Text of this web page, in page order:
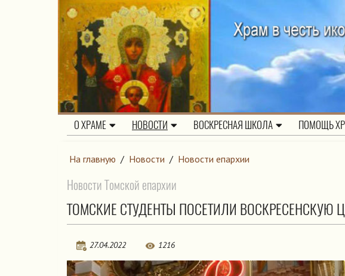
О ХРАМЕ НОВОСТИ ВОСКРЕСНАЯ ШКОЛА ПОМОЩЬ
На главную / Новости / Новости епархии
Новости Томской епархии
ТОМСКИЕ СТУДЕНТЫ ПОСЕТИЛИ ВОСКРЕСЕНСКУЮ
27.04.2022 1216